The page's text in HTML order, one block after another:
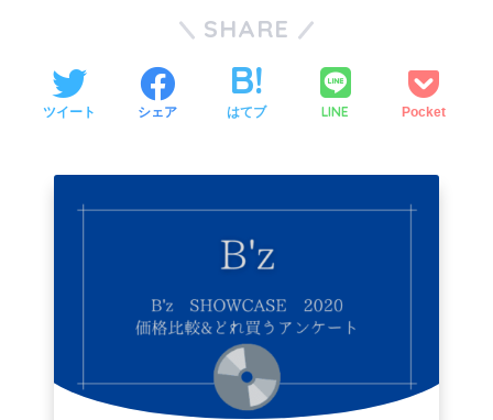
SHARE
ツイート シェア はてブ LINE Pocket